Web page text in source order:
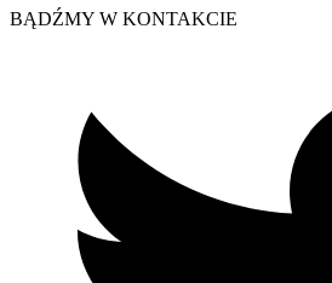
BĄDŹMY W KONTAKCIE